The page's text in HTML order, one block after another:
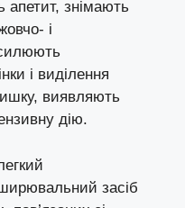
апетит, знімають
і
і виділення
виявляють
дію.
засіб